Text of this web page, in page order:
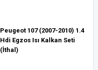
Peugeot 107 (2007-2010) 1.4
Hdi Egzos Isı Kalkan Seti
(İthal)